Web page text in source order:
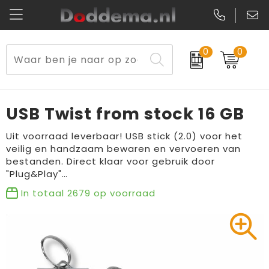
0 0
Paraplu's
Aanstekers
Elektronica, Gadgets en USB
Levensmiddelen
Bidons en Sportflessen
Veiligheidsvesten en Veiligheidshesjes
Veiligheidssignalering en Verlichting
Gereedschap
Gilets
Schoenen
Sweaters
T-Shirts
Peuters en Baby's
Schoenen
Gilets
Lunchtassen
Schoenentassen
Golftassen
Duffeltassen
Draagtassen
USB Twist from stock 16 GB
Uit voorraad leverbaar! USB stick (2.0) voor het
veilig en handzaam bewaren en vervoeren van
bestanden. Direct klaar voor gebruik door
"Plug&Play"…
In totaal 2679 op voorraad